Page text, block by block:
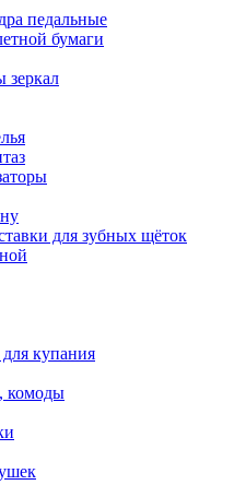
педальные
бумаги
зеркал
для зубных щёток
купания
комоды